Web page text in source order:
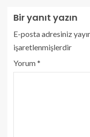
Bir yanıt yazın
E-posta adresiniz
işaretlenmişlerdir
Yorum*